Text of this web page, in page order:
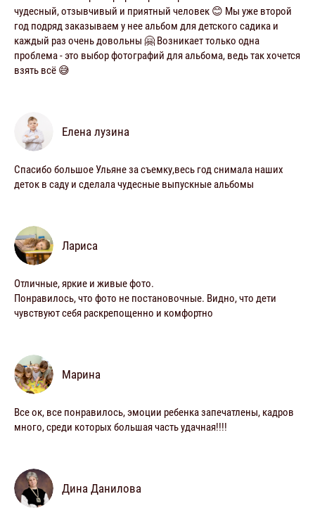
чудесный, отзывчивый и приятный человек 😊 Мы уже второй
год подряд заказываем у нее альбом для детского садика и
каждый раз очень довольны 🤗 Возникает только одна
проблема - это выбор фотографий для альбома, ведь так хочется
взять всё 😅
Елена лузина
Спасибо большое Ульяне за съемку,весь год снимала наших
деток в саду и сделала чудесные выпускные альбомы
Лариса
Отличные, яркие и живые фото.
Понравилось, что фото не поcтановочные. Видно, что дети
чувствуют себя раскрепощенно и комфортно
Марина
Все ок, все понравилось, эмоции ребенка запечатлены, кадров
много, среди которых большая часть удачная!!!!
Дина Данилова